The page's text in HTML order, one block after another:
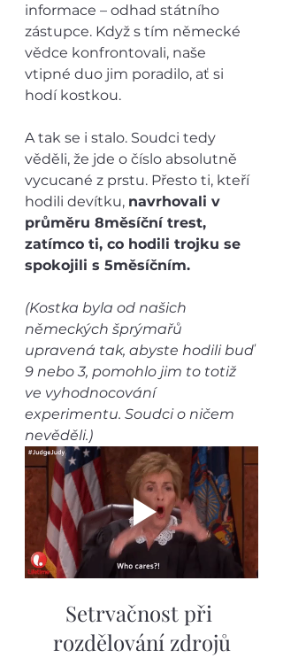
informace – odhad státního
zástupce. Když s tím německé
vědce konfrontovali, naše
vtipné duo jim poradilo, ať si
hodí kostkou.
A tak se i stalo. Soudci tedy
věděli, že jde o číslo absolutně
vycucané z prstu. Přesto ti, kteří
hodili devítku, navrhovali v
průměru 8měsíční trest,
zatímco ti, co hodili trojku se
spokojili s 5měsíčním.
(Kostka byla od našich
německých šprýmařů
upravená tak, abyste hodili buď
9 nebo 3, pomohlo jim to totiž
ve vyhodnocování
experimentu. Soudci o ničem
nevěděli.)
Setrvačnost při
rozdělování zdrojů